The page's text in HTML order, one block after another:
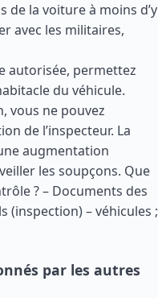
de la voiture à moins d’y
avec les militaires,
autorisée, permettez
du véhicule.
vous ne pouvez
de l’inspecteur. La
augmentation
les soupçons. Que
? – Documents des
(inspection) – véhicules ;
par les autres